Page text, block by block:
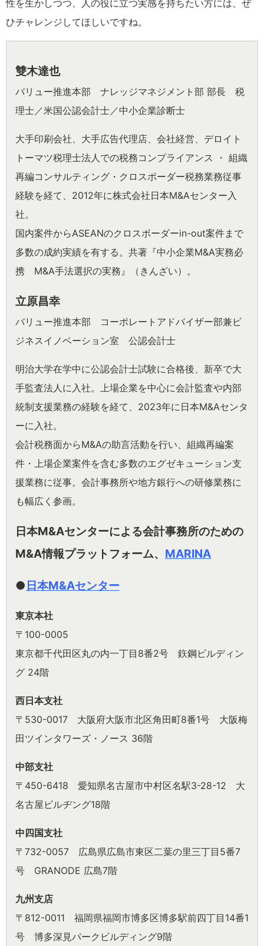
性を生かしつつ、人の役に立つ実感を持ちたい方には、ぜ
ひチャレンジしてほしいですね。
雙木達也
バリュー推進本部 ナレッジマネジメント部 部長 税
理士／米国公認会計士／中小企業診断士
大手印刷会社、大手広告代理店、会社経営、デロイト
トーマツ税理士法人での税務コンプライアンス ・ 組織
再編コンサルティング・クロスボーダー税務業務従事
経験を経て、2012年に株式会社日本M&Aセンター入
社。
国内案件からASEANのクロスボーダーin-out案件まで
多数の成約実績を有する。共著『中小企業M&A実務必
携 M&A手法選択の実務』（きんざい）。
立原昌幸
バリュー推進本部 コーポレートアドバイザー部兼ビ
ジネスイノベーション室 公認会計士
明治大学在学中に公認会計士試験に合格後、新卒で大
手監査法人に入社。上場企業を中心に会計監査や内部
統制支援業務の経験を経て、2023年に日本M&Aセンタ
ーに入社。
会計税務面からM&Aの助言活動を行い、組織再編案
件・上場企業案件を含む多数のエグゼキューション支
援業務に従事。会計事務所や地方銀行への研修業務に
も幅広く参画。
日本M&Aセンターによる会計事務所のための
M&A情報プラットフォーム、 MARINA
● 日本M&Aセンター
東京本社
〒100-0005
東京都千代田区丸の内一丁目8番2号 鉃鋼ビルディン
グ 24階
西日本支社
〒530-0017 大阪府大阪市北区角田町8番1号 大阪梅
田ツインタワーズ・ノース 36階
中部支社
〒450-6418 愛知県名古屋市中村区名駅3-28-12 大
名古屋ビルヂング18階
中四国支社
〒732-0057 広島県広島市東区二葉の里三丁目5番7
号 GRANODE 広島7階
九州支店
〒812-0011 福岡県福岡市博多区博多駅前四丁目14番1
号 博多深見パークビルディング9階